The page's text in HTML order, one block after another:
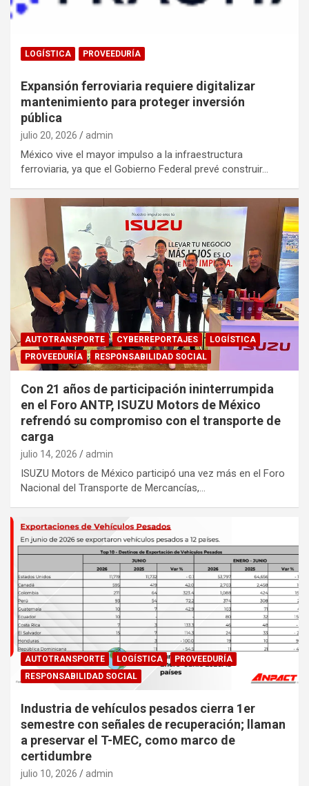
LOGÍSTICA PROVEEDURÍA
Expansión ferroviaria requiere digitalizar
mantenimiento para proteger inversión
pública
julio 20, 2026 admin
México vive el mayor impulso a la infraestructura
ferroviaria, ya que el Gobierno Federal prevé construir…
AUTOTRANSPORTE CYBERREPORTAJES
LOGÍSTICA
PROVEEDURÍA
RESPONSABILIDAD SOCIAL
Con 21 años de participación ininterrumpida
en el Foro ANTP, ISUZU Motors de México
refrendó su compromiso con el transporte de
carga
julio 14, 2026 admin
ISUZU Motors de México participó una vez más en el Foro
Nacional del Transporte de Mercancías,…
AUTOTRANSPORTE LOGÍSTICA
PROVEEDURÍA
RESPONSABILIDAD SOCIAL
Industria de vehículos pesados cierra 1er
semestre con señales de recuperación; llaman
a preservar el T-MEC, como marco de
certidumbre
julio 10, 2026 admin